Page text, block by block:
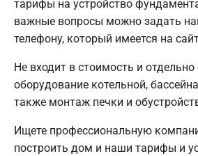
тарифы на устройство
важные вопросы можно задать
телефону, который имеется на
Не входит в стоимость и отдельно
оборудование котельной,
также монтаж печки и
Ищете профессиональную
построить дом и наши тарифы и